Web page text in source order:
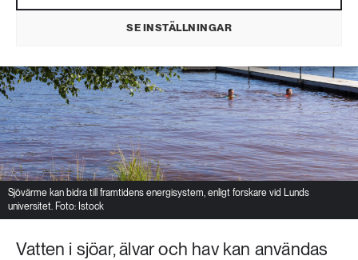
SE INSTÄLLNINGAR
Sjövärme kan bidra till framtidens energisystem, enligt forskare vid Lunds
universitet. Foto: Istock
Vatten i sjöar, älvar och hav kan användas